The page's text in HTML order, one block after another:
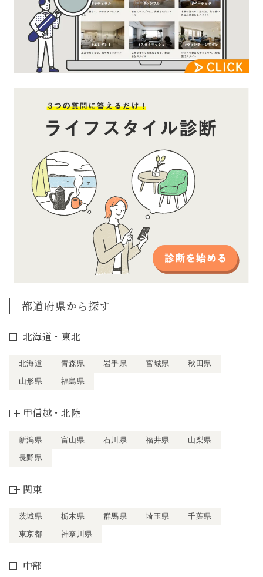
都道府県から探す
北海道・東北
北海道 青森県 岩手県 宮城県
秋田県
山形県
福島県
甲信越・北陸
新潟県 富山県 石川県 福井県
山梨県
長野県
関東
茨城県 栃木県 群馬県 埼玉県
千葉県
東京都
神奈川県
中部